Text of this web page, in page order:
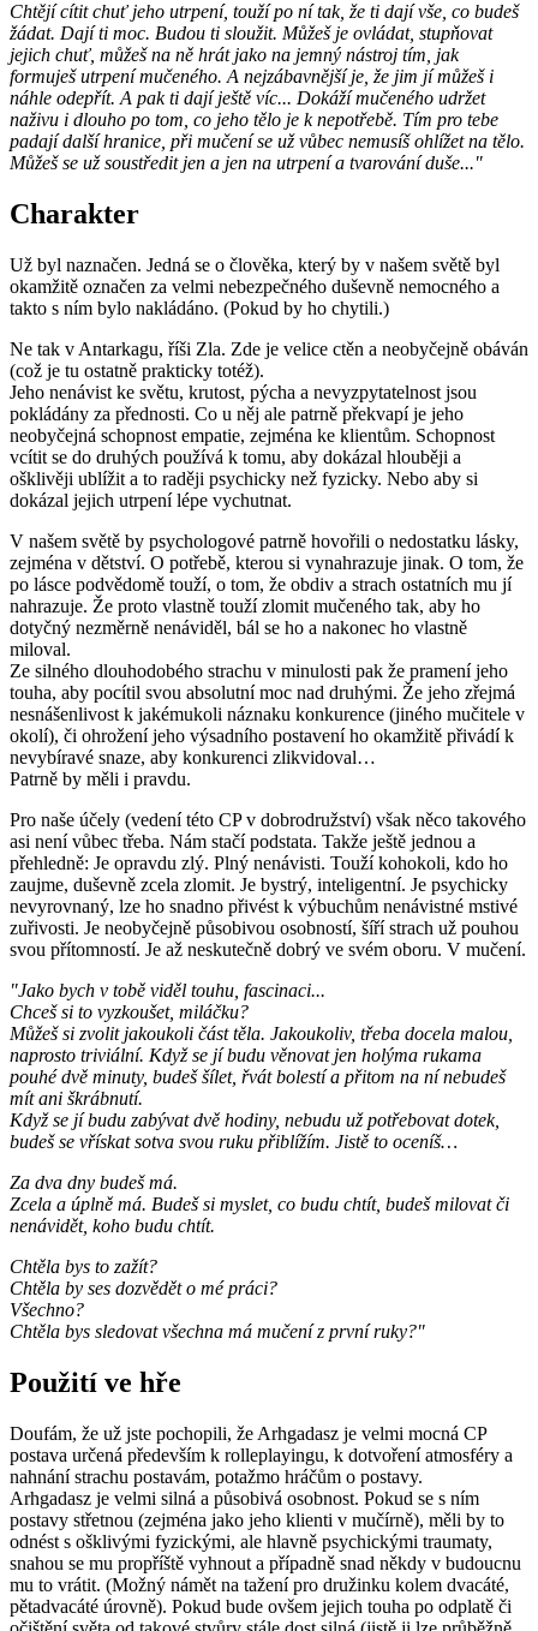
Chtějí cítit chuť jeho utrpení, touží po ní tak, že ti dají vše, co budeš
žádat. Dají ti moc. Budou ti sloužit. Můžeš je ovládat, stupňovat
jejich chuť, můžeš na ně hrát jako na jemný nástroj tím, jak
formuješ utrpení mučeného. A nejzábavnější je, že jim jí můžeš i
náhle odepřít. A pak ti dají ještě víc... Dokáží mučeného udržet
naživu i dlouho po tom, co jeho tělo je k nepotřebě. Tím pro tebe
padají další hranice, při mučení se už vůbec nemusíš ohlížet na tělo.
Můžeš se už soustředit jen a jen na utrpení a tvarování duše..."
Charakter
Už byl naznačen. Jedná se o člověka, který by v našem světě byl
okamžitě označen za velmi nebezpečného duševně nemocného a
takto s ním bylo nakládáno. (Pokud by ho chytili.)
Ne tak v Antarkagu, říši Zla. Zde je velice ctěn a neobyčejně obáván
(což je tu ostatně prakticky totéž).
Jeho nenávist ke světu, krutost, pýcha a nevyzpytatelnost jsou
pokládány za přednosti. Co u něj ale patrně překvapí je jeho
neobyčejná schopnost empatie, zejména ke klientům. Schopnost
vcítit se do druhých používá k tomu, aby dokázal hlouběji a
ošklivěji ublížit a to raději psychicky než fyzicky. Nebo aby si
dokázal jejich utrpení lépe vychutnat.
V našem světě by psychologové patrně hovořili o nedostatku lásky,
zejména v dětství. O potřebě, kterou si vynahrazuje jinak. O tom, že
po lásce podvědomě touží, o tom, že obdiv a strach ostatních mu jí
nahrazuje. Že proto vlastně touží zlomit mučeného tak, aby ho
dotyčný nezměrně nenáviděl, bál se ho a nakonec ho vlastně
miloval.
Ze silného dlouhodobého strachu v minulosti pak že pramení jeho
touha, aby pocítil svou absolutní moc nad druhými. Že jeho zřejmá
nesnášenlivost k jakémukoli náznaku konkurence (jiného mučitele v
okolí), či ohrožení jeho výsadního postavení ho okamžitě přivádí k
nevybíravé snaze, aby konkurenci zlikvidoval…
Patrně by měli i pravdu.
Pro naše účely (vedení této CP v dobrodružství) však něco takového
asi není vůbec třeba. Nám stačí podstata. Takže ještě jednou a
přehledně: Je opravdu zlý. Plný nenávisti. Touží kohokoli, kdo ho
zaujme, duševně zcela zlomit. Je bystrý, inteligentní. Je psychicky
nevyrovnaný, lze ho snadno přivést k výbuchům nenávistné mstivé
zuřivosti. Je neobyčejně působivou osobností, šíří strach už pouhou
svou přítomností. Je až neskutečně dobrý ve svém oboru. V mučení.
"Jako bych v tobě viděl touhu, fascinaci...
Chceš si to vyzkoušet, miláčku?
Můžeš si zvolit jakoukoli část těla. Jakoukoliv, třeba docela malou,
naprosto triviální. Když se jí budu věnovat jen holýma rukama
pouhé dvě minuty, budeš šílet, řvát bolestí a přitom na ní nebudeš
mít ani škrábnutí.
Když se jí budu zabývat dvě hodiny, nebudu už potřebovat dotek,
budeš se vřískat sotva svou ruku přiblížím. Jistě to oceníš…
Za dva dny budeš má.
Zcela a úplně má. Budeš si myslet, co budu chtít, budeš milovat či
nenávidět, koho budu chtít.
Chtěla bys to zažít?
Chtěla by ses dozvědět o mé práci?
Všechno?
Chtěla bys sledovat všechna má mučení z první ruky?"
Použití ve hře
Doufám, že už jste pochopili, že Arhgadasz je velmi mocná CP
postava určená především k rolleplayingu, k dotvoření atmosféry a
nahnání strachu postavám, potažmo hráčům o postavy.
Arhgadasz je velmi silná a působivá osobnost. Pokud se s ním
postavy střetnou (zejména jako jeho klienti v mučírně), měli by to
odnést s ošklivými fyzickými, ale hlavně psychickými traumaty,
snahou se mu propříště vyhnout a případně snad někdy v budoucnu
mu to vrátit. (Možný námět na tažení pro družinku kolem dvacáté,
pětadvacáté úrovně). Pokud bude ovšem jejich touha po odplatě či